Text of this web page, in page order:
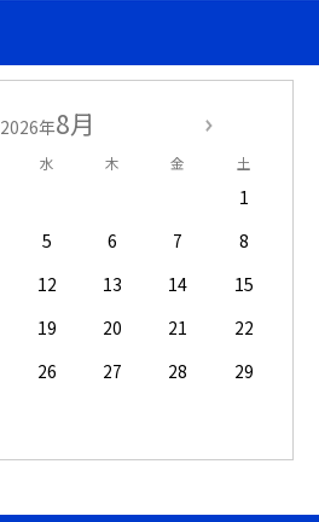
2026年8月
水 木 金 土
1
5 6 7
8
12 13 14
15
19 20 21
22
26 27 28
29